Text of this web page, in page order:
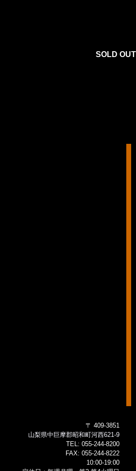
SOLD OUT
〒 409-3851
山梨県中巨摩郡昭和町河西621-9
TEL: 055-244-8200
FAX: 055-244-8222
10:00-19:00